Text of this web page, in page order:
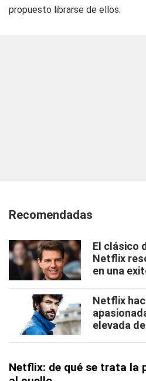
propuesto librarse de ellos.
Recomendadas
El clásico
Netflix
en una
Netflix
elevada
Netflix: de qué se trata la